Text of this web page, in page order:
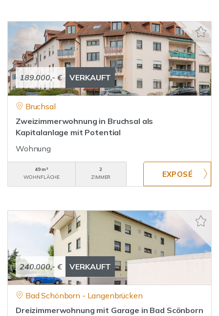
189.000,- € VERKAUFT
Bruchsal
Zweizimmerwohnung in Bruchsal als
Kapitalanlage mit Potential
Wohnung
49 m²
WOHNFLÄCHE
2
ZIMMER
240.000,- € VERKAUFT
Bad Schönborn - Langenbrücken
Dreizimmerwohnung mit Garage in Bad Scönborn